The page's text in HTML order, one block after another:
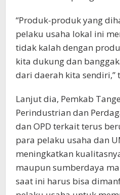
“Produk-produk yang
pelaku usaha lokal ini
tidak kalah dengan
kita dukung dan
dari daerah kita sendiri,”
Lanjut dia, Pemkab
Perindustrian dan
dan OPD terkait terus
para pelaku usaha dan
meningkatkan
maupun sumberdaya
saat ini harus bisa